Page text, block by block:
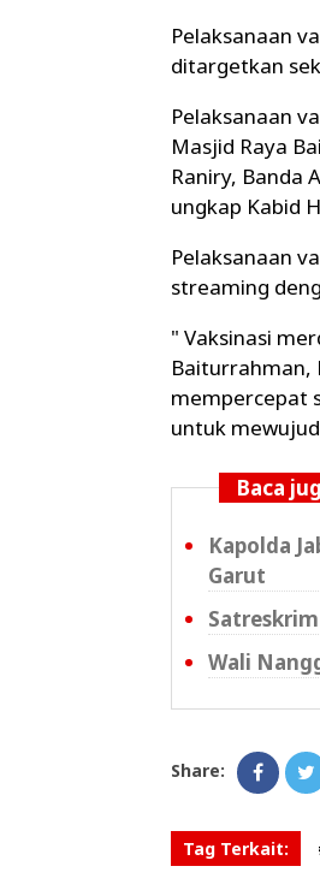
Pelaksanaan
ditargetkan
Pelaksanaan
Masjid Raya
Raniry, Banda
ungkap Kabid
Pelaksanaan
streaming
" Vaksinasi
Baiturrahman,
mempercepat
untuk
Baca
Kapolda
Garut
Wali
Share:
Tag Terkait: